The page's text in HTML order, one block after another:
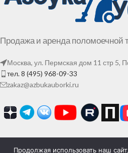
Продажа и аренда поломоечной
Москва, ул. Пермская дом 11 стр 5,
тел. 8 (495) 968-09-33
zakaz@azbukauborki.ru
Продолжая использовать наш